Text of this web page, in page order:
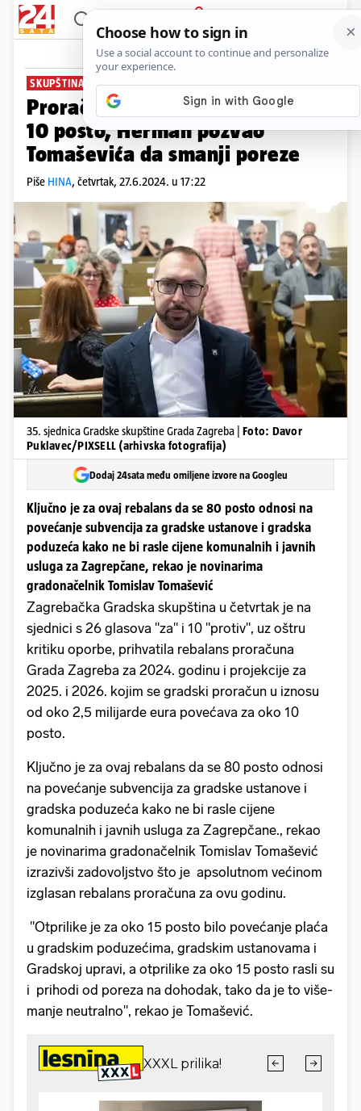
PRIJAVA
News Komentari
SKUPŠTINA PRIHVATILA REBALANS
Proračun Grada Zagreba veći za
10 posto, Herman pozvao
Tomaševića da smanji poreze
Piše HINA, četvrtak, 27.6.2024. u 17:22
35. sjednica Gradske skupštine Grada Zagreba | Foto: Davor
Puklavec/PIXSELL (arhivska fotografija)
Dodaj 24sata među omiljene izvore na Googleu
Ključno je za ovaj rebalans da se 80 posto odnosi na
povećanje subvencija za gradske ustanove i gradska
poduzeća kako ne bi rasle cijene komunalnih i javnih
usluga za Zagrepčane, rekao je novinarima
gradonačelnik Tomislav Tomašević
Zagrebačka Gradska skupština u četvrtak je na
sjednici s 26 glasova "za" i 10 "protiv", uz oštru
kritiku oporbe, prihvatila rebalans proračuna
Grada Zagreba za 2024. godinu i projekcije za
2025. i 2026. kojim se gradski proračun u iznosu
od oko 2,5 milijarde eura povećava za oko 10
posto.
Ključno je za ovaj rebalans da se 80 posto odnosi
na povećanje subvencija za gradske ustanove i
gradska poduzeća kako ne bi rasle cijene
komunalnih i javnih usluga za Zagrepčane., rekao
je novinarima gradonačelnik Tomislav Tomašević
izrazivši zadovoljstvo što je apsolutnom većinom
izglasan rebalans proračuna za ovu godinu.
"Otprilike je za oko 15 posto bilo povećanje plaća
u gradskim poduzećima, gradskim ustanovama i
Gradskoj upravi, a otprilike za oko 15 posto rasli su
i prihodi od poreza na dohodak, tako da je to više-
manje neutralno", rekao je Tomašević.